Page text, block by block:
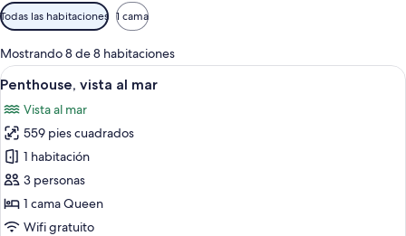
Filtros
disponibles
para
las
habitaciones
Todas las habitaciones 1 cama
Mostrando 8 de 8 habitaciones
Abrir
todas
las
fotos
de
Penthouse,
vista
al
Un dormitorio con una cama
32
Penthouse, vista al mar
Vista al mar
559 pies cuadrados
1 habitación
3 personas
1 cama Queen
Wifi gratuito